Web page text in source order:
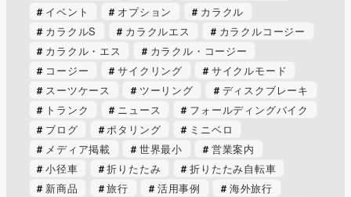
イベント
オプション
カラクル
カラクルS
カラクルエス
カラクルコージー
カラクル・エス
カラクル・コージー
コージー
サイクリング
サイクルモード
スーツケース
ツーリング
ディスクブレーキ
トランク
ニュース
フォールディングバイク
ブログ
ポタリング
ミニベロ
メディア掲載
世界最小
営業案内
小径車
折りたたみ
折りたたみ自転車
新商品
旅行 活用事例
海外旅行